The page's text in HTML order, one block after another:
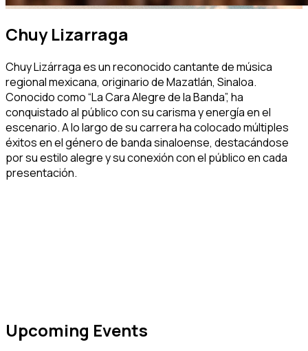
Chuy Lizarraga
Chuy Lizárraga es un reconocido cantante de música
regional mexicana, originario de Mazatlán, Sinaloa.
Conocido como “La Cara Alegre de la Banda”, ha
conquistado al público con su carisma y energía en el
escenario. A lo largo de su carrera ha colocado múltiples
éxitos en el género de banda sinaloense, destacándose
por su estilo alegre y su conexión con el público en cada
presentación.
Upcoming Events